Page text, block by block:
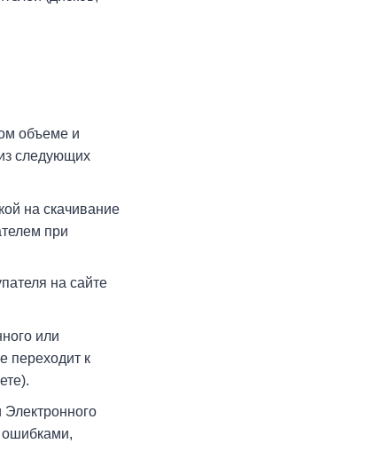
объеме и
следующих
на скачивание
при
на сайте
или
переходит к
Электронного
ошибками,